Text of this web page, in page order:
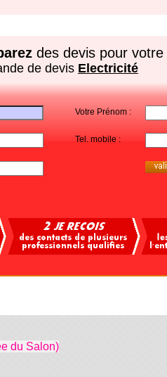
des devis pour votre
de devis Electricité
Votre Prénom :
Tel. mobile :
du Salon)